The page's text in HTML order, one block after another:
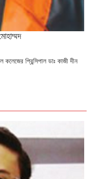
কলেজের প্রিন্সিপাল ডাঃ কাজী দীন